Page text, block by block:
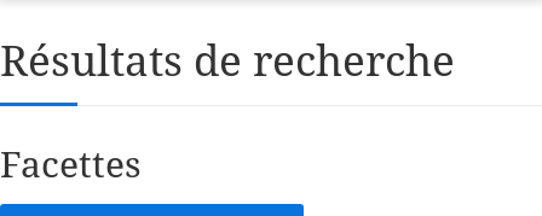
Résultats de recherche
Facettes